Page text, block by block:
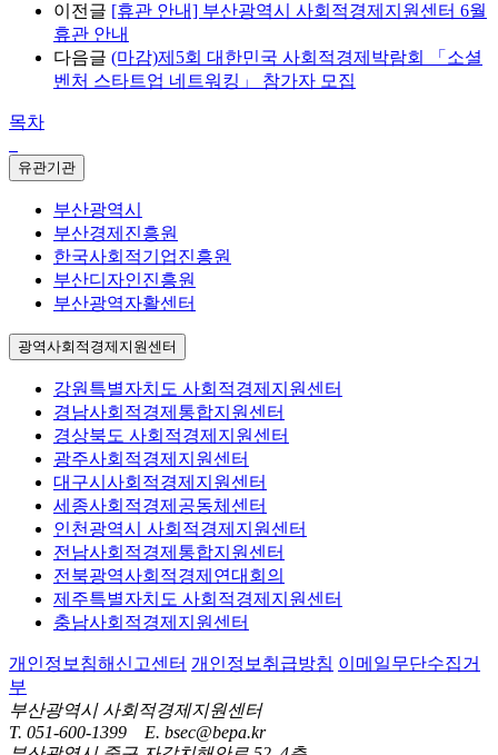
이전글 [휴관 안내] 부산광역시 사회적경제지원센터 6월
휴관 안내
다음글 (마감)제5회 대한민국 사회적경제박람회 「소셜
벤처 스타트업 네트워킹」 참가자 모집
목차
유관기관
부산광역시
부산경제진흥원
한국사회적기업진흥원
부산디자인진흥원
부산광역자활센터
광역사회적경제지원센터
강원특별자치도 사회적경제지원센터
경남사회적경제통합지원센터
경상북도 사회적경제지원센터
광주사회적경제지원센터
대구시사회적경제지원센터
세종사회적경제공동체센터
인천광역시 사회적경제지원센터
전남사회적경제통합지원센터
전북광역사회적경제연대회의
제주특별자치도 사회적경제지원센터
충남사회적경제지원센터
개인정보침해신고센터 개인정보취급방침 이메일무단수집거
부
부산광역시 사회적경제지원센터
T. 051-600-1399 E. bsec@bepa.kr